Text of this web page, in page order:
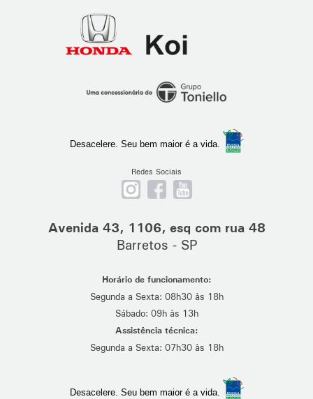
Honda
Ribeirão
Desacelere. Seu bem maior é a vida.
Redes Sociais
Nos
siga
no
Instagram
Curta
nossa
página
no
Facebook
Se
escreva
nosso
canal
Youtube
Avenida 43, 1106, esq com rua 48
Barretos - SP
Horário de funcionamento:
Segunda a Sexta: 08h30 às 18h
Sábado: 09h às 13h
Assistência técnica:
Segunda a Sexta: 07h30 às 18h
Desacelere. Seu bem maior é a vida.